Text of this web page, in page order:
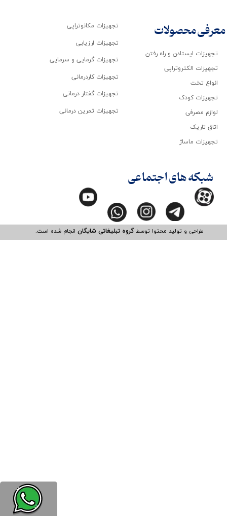
طراحی و تولید محتوا توسطگروه تبلیغاتی شایگانانجام شده است.​​​​​​​
تجهیزات ایستادن و راه رفتن
تجهیزات الکتروتراپی
انواع تخت
تجهیزات کودک
لوازم مصرفی
اتاق تاریک
تجهیزات ماساژ
تجهیزات مکانوتراپی
تجهیزات ارزیابی
تجهیزات گرمایی و سرمایی
تجهیزات کاردرمانی
تجهیزات گفتار درمانی
تجهیزات تمرین درمانی
معرفی محصولات
شبکه های اجتماعی